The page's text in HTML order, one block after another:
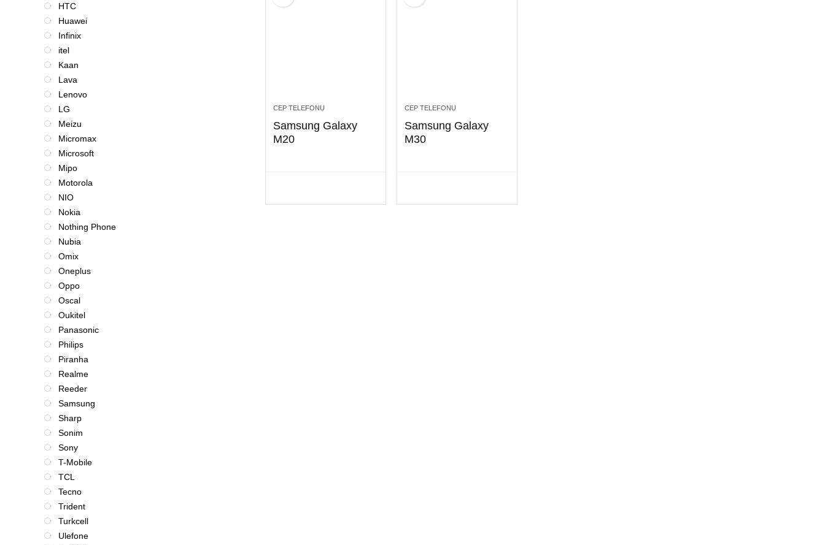
HTC
Huawei
Infinix
itel
Kaan
Lava
Lenovo
LG
Meizu
Micromax
Microsoft
Mipo
Motorola
NIO
Nokia
Nothing Phone
Nubia
Omix
Oneplus
Oppo
Oscal
Oukitel
Panasonic
Philips
Piranha
Realme
Reeder
Samsung
Sharp
Sonim
Sony
T-Mobile
TCL
Tecno
Trident
Turkcell
Ulefone
CEP TELEFONU
Samsung Galaxy
M20
CEP TELEFONU
Samsung Galaxy
M30